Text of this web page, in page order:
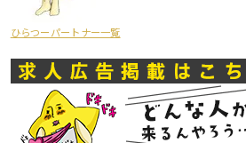
ひらつーパートナー一覧